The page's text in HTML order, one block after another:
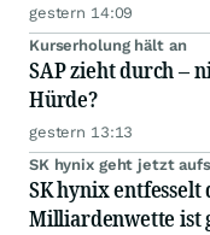
gestern 14:09
Kurserholung hält an
SAP zieht durch –
Hürde?
gestern 13:13
SK hynix geht jetzt aufs
SK hynix entfesselt
Milliardenwette ist